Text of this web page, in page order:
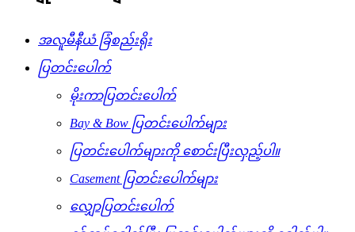
အလူမီနီယံ ခြံစည်းရိုး
ပြတင်းပေါက်
မိုးကာပြတင်းပေါက်
Bay & Bow ပြတင်းပေါက်များ
ပြတင်းပေါက်များကို စောင်းပြီးလှည့်ပါ။
Casement ပြတင်းပေါက်များ
လျှောပြတင်းပေါက်